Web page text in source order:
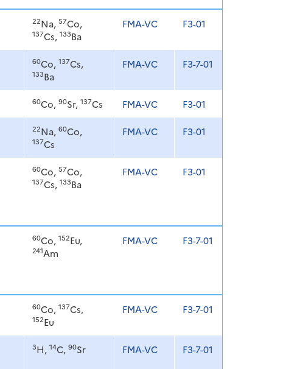
22Na, 57Co,
137Cs, 133Ba
FMA-VC F3-01
60Co, 137Cs,
133Ba
FMA-VC F3-7-01
60Co, 90Sr, 137Cs FMA-VC F3-01
22Na, 60Co,
137Cs
FMA-VC F3-01
60Co, 57Co,
137Cs, 133Ba
FMA-VC F3-01
60Co, 152Eu,
241Am
FMA-VC F3-7-01
60Co, 137Cs,
152Eu
FMA-VC F3-7-01
3H, 14C, 90Sr FMA-VC F3-7-01